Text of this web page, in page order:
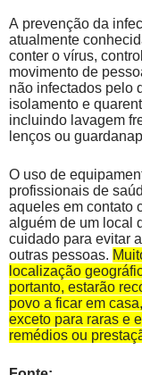
A prevenção da
atualmente
conter o vírus,
movimento de
não infectados pelo
isolamento e
incluindo lavagem
lenços ou
O uso de
profissionais de
aqueles em contato
alguém de um local
cuidado para evitar
outras pessoas.
localização
portanto, estarão
povo a ficar em
exceto para raras e
remédios ou